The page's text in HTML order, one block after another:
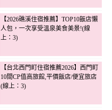
【2026礁溪住宿推薦】TOP10飯店懶
人包，一次享受溫泉美食美景!(線
上：3)
【台北西門町住宿推薦2026】西門町
10間CP值高旅館,平價飯店/便宜旅店
(線上：3)